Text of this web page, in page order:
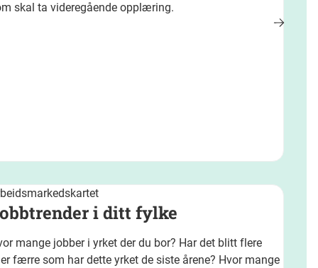
skal ta videregående opplæring.
i ditt fylke
mange jobber i yrket der du bor? Har det blitt flere
færre som har dette yrket de siste årene? Hvor mange